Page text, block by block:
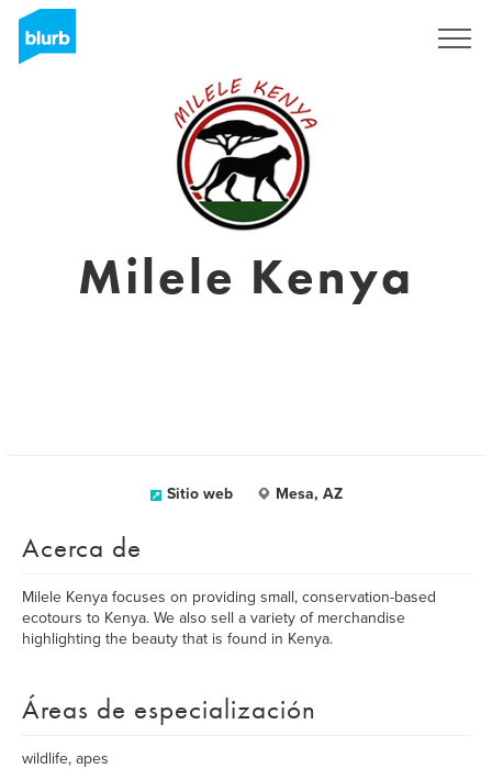
Milele Kenya
Sitio web Mesa, AZ
Acerca de
Milele Kenya focuses on providing small, conservation-based
ecotours to Kenya. We also sell a variety of merchandise
highlighting the beauty that is found in Kenya.
Áreas de especialización
wildlife, apes